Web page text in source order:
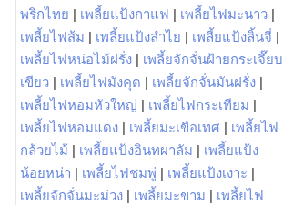
พริกไทย | เพลี้ยแป้งกาแฟ | เพลี้ยไฟมะนาว |
เพลี้ยไฟส้ม | เพลี้ยแป้งลำไย | เพลี้ยแป้งลิ้นจี่ |
เพลี้ยไฟหน่อไม้ฝรั่ง | เพลี้ยจักจั่นฝ้ายกระเจี๊ยบ
เขียว | เพลี้ยไฟมังคุด | เพลี้ยจักจั่นมันฝรั่ง |
เพลี้ยไฟหอมหัวใหญ่ | เพลี้ยไฟกระเทียม |
เพลี้ยไฟหอมแดง | เพลี้ยมะเขือเทศ | เพลี้ยไฟ
กล้วยไม้ | เพลี้ยแป้งอินทผาลัม | เพลี้ยแป้ง
น้อยหน่า | เพลี้ยไฟชมพู่ | เพลี้ยแป้งเงาะ |
เพลี้ยจักจั่นมะม่วง | เพลี้ยมะขาม | เพลี้ยไฟ